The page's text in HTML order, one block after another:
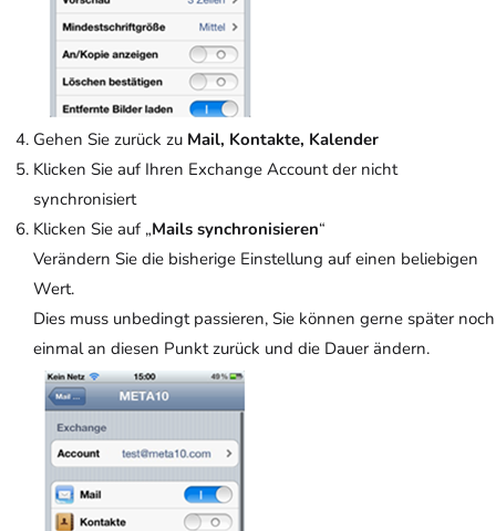
Gehen Sie zurück zu Mail, Kontakte, Kalender
Klicken Sie auf Ihren Exchange Account der nicht
synchronisiert
Klicken Sie auf „Mails synchronisieren“
Verändern Sie die bisherige Einstellung auf einen beliebigen
Wert.
Dies muss unbedingt passieren, Sie können gerne später noch
einmal an diesen Punkt zurück und die Dauer ändern.